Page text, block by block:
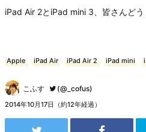
iPad Air 2とiPad mini 3、皆さんどう
Apple iPad Air iPad Air 2 iPad mini
こふす (@_cofus)
2014年10月17日（約12年経過）